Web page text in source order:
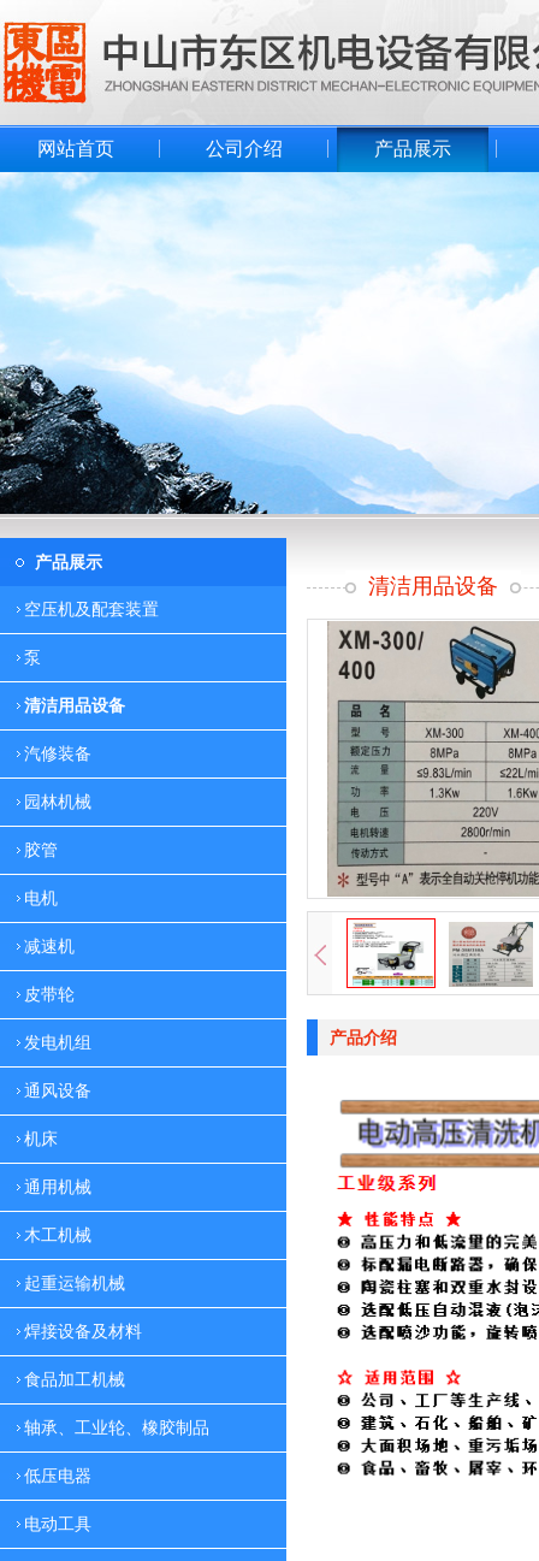
网站首页 公司介绍 产品展示
产品展示
空压机及配套装置
泵
清洁用品设备
汽修装备
园林机械
胶管
电机
减速机
皮带轮
发电机组
通风设备
机床
通用机械
木工机械
起重运输机械
焊接设备及材料
食品加工机械
轴承、工业轮、橡胶制品
低压电器
电动工具
清洁用品设备
产品介绍